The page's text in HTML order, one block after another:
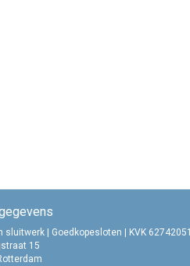
sluitwerk | Goedkopesloten | KVK 62742051
15